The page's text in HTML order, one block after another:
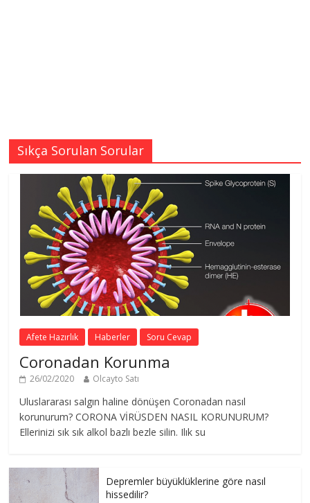
Sıkça Sorulan Sorular
Afete Hazırlık Haberler Soru Cevap
Coronadan Korunma
26/02/2020 Olcayto Satı
Uluslararası salgın haline dönüşen Coronadan nasıl
korunurum? CORONA VİRÜSDEN NASIL KORUNURUM?
Ellerinizi sık sık alkol bazlı bezle silin. Ilık su
Depremler büyüklüklerine göre nasıl
hissedilir?